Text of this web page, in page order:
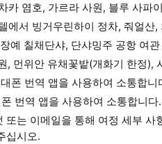
카 염호, 가르라 사원, 블루 사파
에서 빙거우린하이 정차, 줘얼산,
예 칠채단샤, 단샤밍주 공항 여관
, 먼위안 유채꽃밭(개화기 한정),
폰 번역 앱을 사용하여 소통합니
번역 앱을 사용하여 소통합니다.
또는 이메일을 통해 여정 세부
십시오.